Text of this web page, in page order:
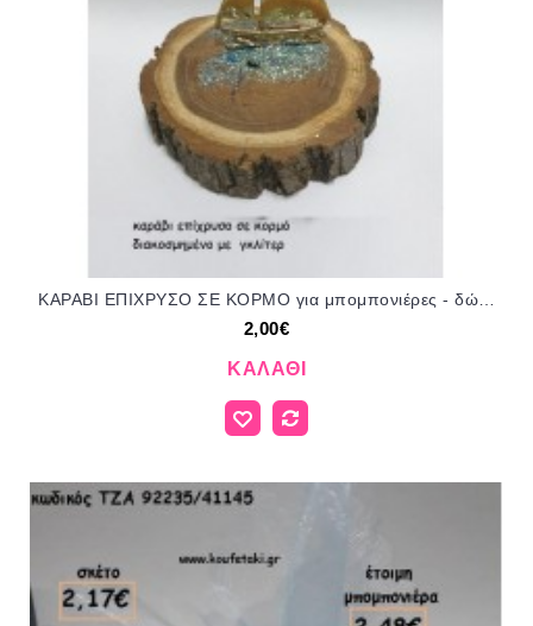
ΚΑΡΑΒΙ ΕΠΙΧΡΥΣΟ ΣΕ ΚΟΡΜΟ για μπομπονιέρες - δώρα πάρτυ - εορτών - γούρια - φτιάξτο μόνος σου ΤΖΑ-990043/41125 2.00€!!!
2,00€
ΚΑΛΆΘΙ